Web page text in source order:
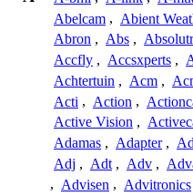
Abelcam , Abient
Abron , Abs ,
Accfly , Accsxperts ,
Achtertuin , Acm ,
Acti , Action ,
Active Vision ,
Adamas , Adapter ,
Adj , Adt , Adv ,
, Advisen , Advitronics